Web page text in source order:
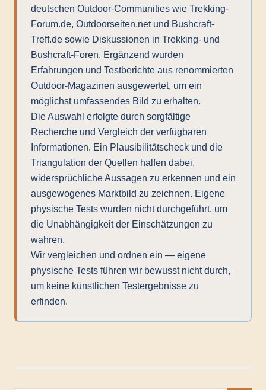
deutschen Outdoor-Communities wie Trekking-
Forum.de, Outdoorseiten.net und Bushcraft-
Treff.de sowie Diskussionen in Trekking- und
Bushcraft-Foren. Ergänzend wurden
Erfahrungen und Testberichte aus renommierten
Outdoor-Magazinen ausgewertet, um ein
möglichst umfassendes Bild zu erhalten.
Die Auswahl erfolgte durch sorgfältige
Recherche und Vergleich der verfügbaren
Informationen. Ein Plausibilitätscheck und die
Triangulation der Quellen halfen dabei,
widersprüchliche Aussagen zu erkennen und ein
ausgewogenes Marktbild zu zeichnen. Eigene
physische Tests wurden nicht durchgeführt, um
die Unabhängigkeit der Einschätzungen zu
wahren.
Wir vergleichen und ordnen ein — eigene
physische Tests führen wir bewusst nicht durch,
um keine künstlichen Testergebnisse zu
erfinden.